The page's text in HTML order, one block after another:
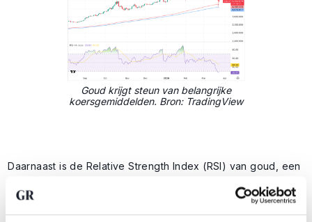
Goud krijgt steun van belangrijke
koersgemiddelden. Bron: TradingView
Daarnaast is de Relative Strength Index (RSI) van goud, een
niveau sinds 2023 gekomen. Ook dat vormt een signaal dat
de bodem voor de koers mogelijk in beeld begint te komen.